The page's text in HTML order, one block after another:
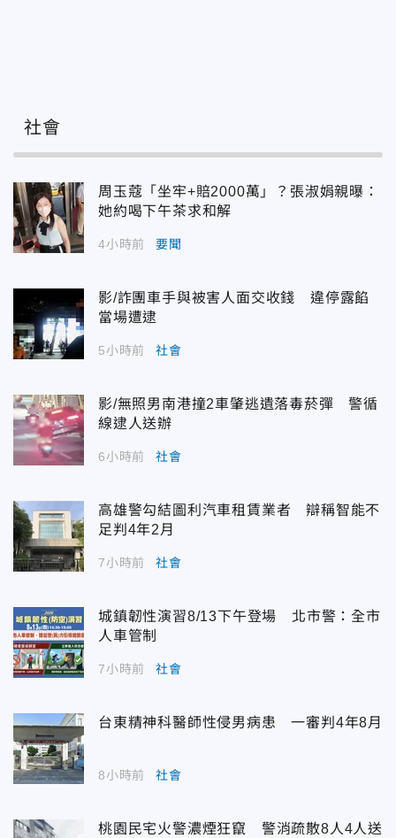
社會
周玉蔻「坐牢+賠2000萬」？張淑娟親曝：
她約喝下午茶求和解
4小時前 要聞
影/詐團車手與被害人面交收錢 違停露餡
當場遭逮
5小時前 社會
影/無照男南港撞2車肇逃遺落毒菸彈 警循
線逮人送辦
6小時前 社會
高雄警勾結圖利汽車租賃業者 辯稱智能不
足判4年2月
7小時前 社會
城鎮韌性演習8/13下午登場 北市警：全市
人車管制
7小時前 社會
台東精神科醫師性侵男病患 一審判4年8月
8小時前 社會
桃園民宅火警濃煙狂竄 警消疏散8人4人送